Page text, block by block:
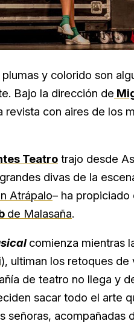
y colorido son
Bajo la dirección de
revista con aires de los
Teatro trajo desde
divas de la
Atrápalo– ha propiciado
de Malasaña.
comienza mientras
), ultiman los retoques de
de teatro no llega y
sacar todo el arte
señoras,